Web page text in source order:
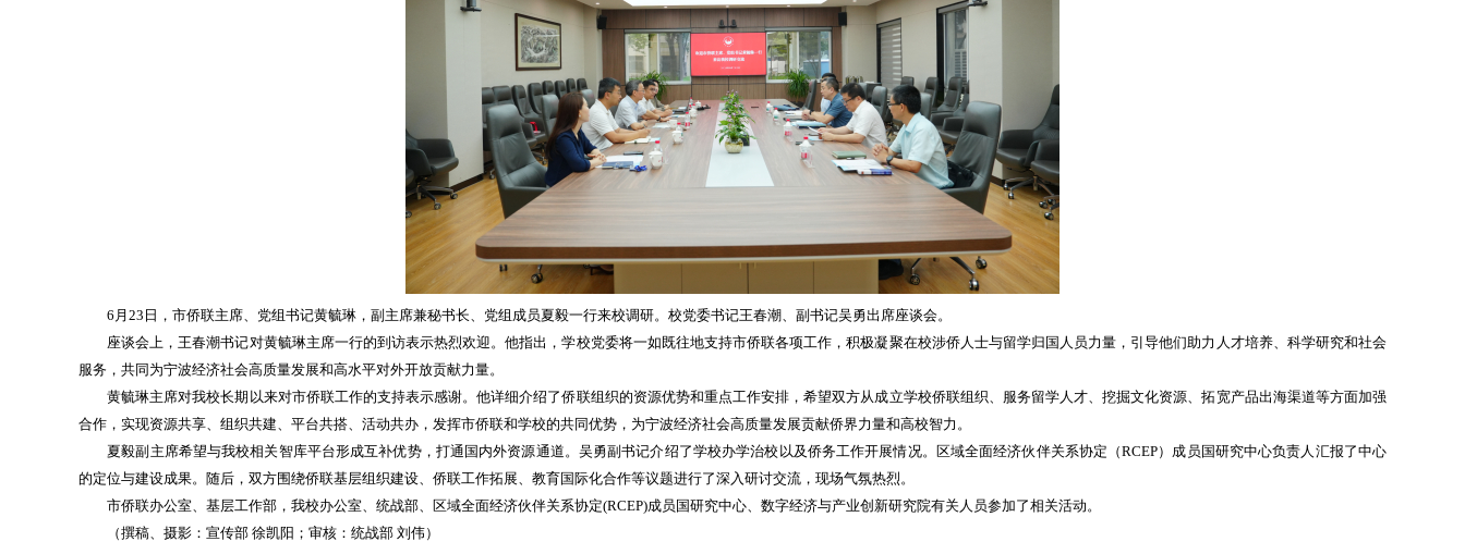
6月23日，市侨联主席、党组书记黄毓琳，副主席兼秘书长、党组成员夏毅一行来校调研。校党委书记王春潮、副书记吴勇出席座谈会。
座谈会上，王春潮书记对黄毓琳主席一行的到访表示热烈欢迎。他指出，学校党委将一如既往地支持市侨联各项工作，积极凝聚在校涉侨人士与留学归国人员力量，引导他们助力人才培养、科学研究和社会
服务，共同为宁波经济社会高质量发展和高水平对外开放贡献力量。
黄毓琳主席对我校长期以来对市侨联工作的支持表示感谢。他详细介绍了侨联组织的资源优势和重点工作安排，希望双方从成立学校侨联组织、服务留学人才、挖掘文化资源、拓宽产品出海渠道等方面加强
合作，实现资源共享、组织共建、平台共搭、活动共办，发挥市侨联和学校的共同优势，为宁波经济社会高质量发展贡献侨界力量和高校智力。
夏毅副主席希望与我校相关智库平台形成互补优势，打通国内外资源通道。吴勇副书记介绍了学校办学治校以及侨务工作开展情况。区域全面经济伙伴关系协定（RCEP）成员国研究中心负责人汇报了中心
的定位与建设成果。随后，双方围绕侨联基层组织建设、侨联工作拓展、教育国际化合作等议题进行了深入研讨交流，现场气氛热烈。
市侨联办公室、基层工作部，我校办公室、统战部、区域全面经济伙伴关系协定(RCEP)成员国研究中心、数字经济与产业创新研究院有关人员参加了相关活动。
（撰稿、摄影：宣传部 徐凯阳；审核：统战部 刘伟）